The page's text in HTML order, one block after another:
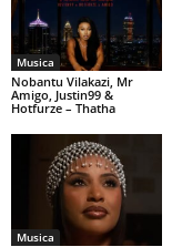
Musica
Nobantu Vilakazi, Mr
Amigo, Justin99 &
Hotfurze – Thatha
Musica